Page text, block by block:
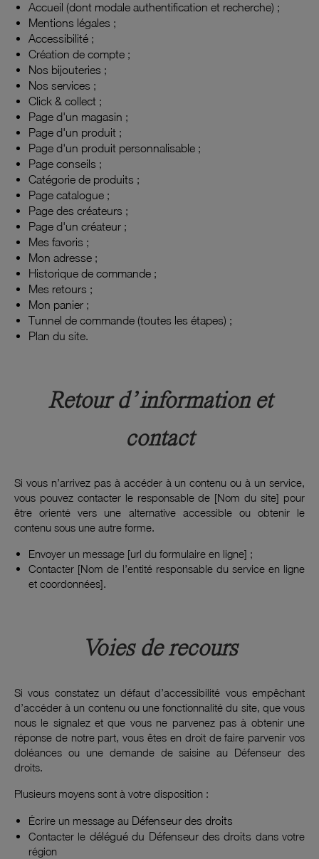
Accueil (dont modale authentification et recherche) ;
Mentions légales ;
Accessibilité ;
Création de compte ;
Nos bijouteries ;
Nos services ;
Click & collect ;
Page d'un magasin ;
Page d'un produit ;
Page d'un produit personnalisable ;
Page conseils ;
Catégorie de produits ;
Page catalogue ;
Page des créateurs ;
Page d'un créateur ;
Mes favoris ;
Mon adresse ;
Historique de commande ;
Mes retours ;
Mon panier ;
Tunnel de commande (toutes les étapes) ;
Plan du site.
Retour d’information et
contact
Si vous n’arrivez pas à accéder à un contenu ou à un service,
vous pouvez contacter le responsable de [Nom du site] pour
être orienté vers une alternative accessible ou obtenir le
contenu sous une autre forme.
Envoyer un message [url du formulaire en ligne] ;
Contacter [Nom de l’entité responsable du service en ligne
et coordonnées].
Voies de recours
Si vous constatez un défaut d’accessibilité vous empêchant
d’accéder à un contenu ou une fonctionnalité du site, que vous
nous le signalez et que vous ne parvenez pas à obtenir une
réponse de notre part, vous êtes en droit de faire parvenir vos
doléances ou une demande de saisine au Défenseur des
droits.
Plusieurs moyens sont à votre disposition :
Écrire un message au Défenseur des droits
Contacter le délégué du Défenseur des droits dans votre
région